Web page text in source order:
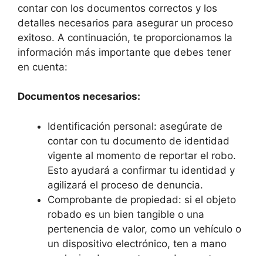
contar con ⁣los ‌documentos correctos y los⁣
detalles necesarios para asegurar⁢ un proceso
exitoso. A continuación, te proporcionamos la⁤
información‍ más importante que debes tener
en cuenta:
Documentos ⁣necesarios:
Identificación personal: asegúrate de
contar con ​tu documento de identidad
vigente al momento de reportar⁣ el‌ robo.
Esto ayudará a confirmar tu identidad y
agilizará el proceso de denuncia.
Comprobante de propiedad: si ​el objeto
robado es un bien tangible o una
pertenencia de valor,​ como un vehículo o
un dispositivo electrónico, ten a⁤ mano